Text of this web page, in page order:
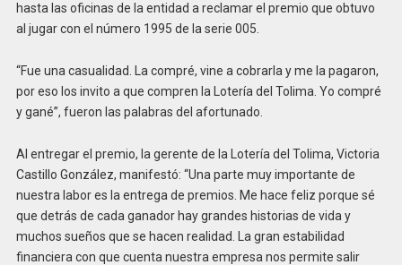
hasta las oficinas de la entidad a reclamar el premio que obtuvo
al jugar con el número 1995 de la serie 005.
“Fue una casualidad. La compré, vine a cobrarla y me la pagaron,
por eso los invito a que compren la Lotería del Tolima. Yo compré
y gané”, fueron las palabras del afortunado.
Al entregar el premio, la gerente de la Lotería del Tolima, Victoria
Castillo González, manifestó: “Una parte muy importante de
nuestra labor es la entrega de premios. Me hace feliz porque sé
que detrás de cada ganador hay grandes historias de vida y
muchos sueños que se hacen realidad. La gran estabilidad
financiera con que cuenta nuestra empresa nos permite salir